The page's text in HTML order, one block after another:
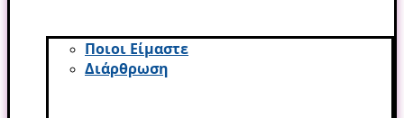
Ποιοι Είμαστε
Διάρθρωση